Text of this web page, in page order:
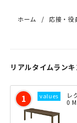
ホーム 応接・役
リアルタイムラン
レ
0